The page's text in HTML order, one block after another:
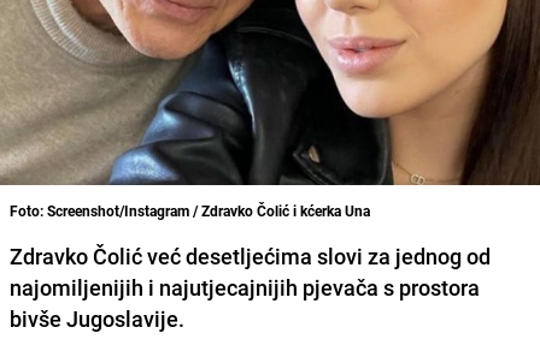
Foto: Screenshot/Instagram / Zdravko Čolić i kćerka Una
Zdravko Čolić već desetljećima slovi za jednog od
najomiljenijih i najutjecajnijih pjevača s prostora
bivše Jugoslavije.